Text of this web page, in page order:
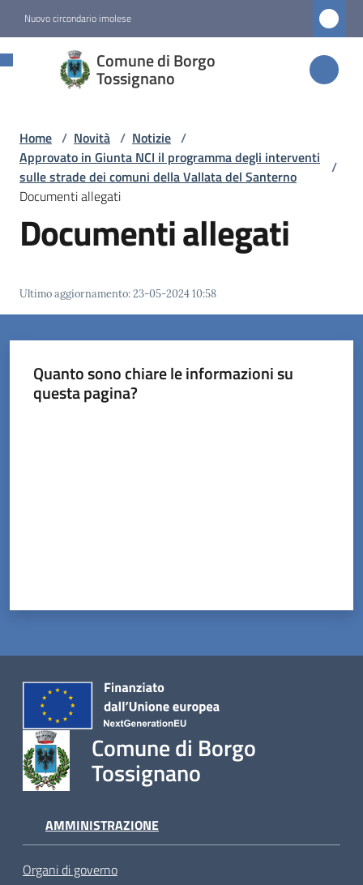
Nuovo circondario imolese
Comune di Borgo
Tossignano
Comune di
Borgo
Amministrazione
Novità
Menu selezionato
Borgo
Tossignano
gli
Home / Novità / Notizie /
Approvato in Giunta NCI il programma degli interventi
sulle strade dei comuni della Vallata del Santerno
/
Documenti allegati
Documenti allegati
Ultimo aggiornamento:23-05-2024 10:58
Quanto sono chiare le informazioni su
questa pagina?
Comune di Borgo
Tossignano
AMMINISTRAZIONE
Organi di governo